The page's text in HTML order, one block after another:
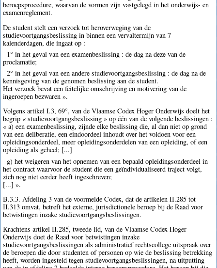
beroepsprocedure, waarvan de vormen zijn vastgelegd in het onderwijs- en
examenreglement.
De student stelt een verzoek tot heroverweging van de
studievoortgangsbeslissing in binnen een vervaltermijn van 7
kalenderdagen, die ingaat op :
1° in het geval van een examenbeslissing : de dag na deze van de
proclamatie;
2° in het geval van een andere studievoortgangsbeslissing : de dag na de
kennisgeving van de genomen beslissing aan de student.
Het verzoek bevat een feitelijke omschrijving en motivering van de
ingeroepen bezwaren ».
Volgens artikel I.3, 69°, van de Vlaamse Codex Hoger Onderwijs doelt het
begrip « studievoortgangsbeslissing » op één van de volgende beslissingen :
« a) een examenbeslissing, zijnde elke beslissing die, al dan niet op grond
van een deliberatie, een eindoordeel inhoudt over het voldoen voor een
opleidingsonderdeel, meer opleidingsonderdelen van een opleiding, of een
opleiding als geheel; [...]
g) het weigeren van het opnemen van een bepaald opleidingsonderdeel in
het contract waarvoor de student die een geïndividualiseerd traject volgt,
zich nog niet eerder heeft ingeschreven;
[...] ».
B.3.3. Afdeling 3 van de voormelde Codex, dat de artikelen II.285 tot
II.313 omvat, betreft het externe, jurisdictionele beroep bij de Raad voor
betwistingen inzake studievoortgangsbeslissingen.
Krachtens artikel II.285, tweede lid, van de Vlaamse Codex Hoger
Onderwijs doet de Raad voor betwistingen inzake
studievoortgangsbeslissingen als administratief rechtscollege uitspraak over
de beroepen die door studenten of personen op wie de beslissing betrekking
heeft, worden ingesteld tegen studievoortgangsbeslissingen, na uitputting